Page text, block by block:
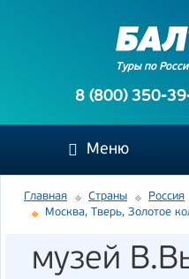
Туры по
8 (800) 350-
Меню
Главная Страны
Россия
Москва, Тверь, Золотое
музей